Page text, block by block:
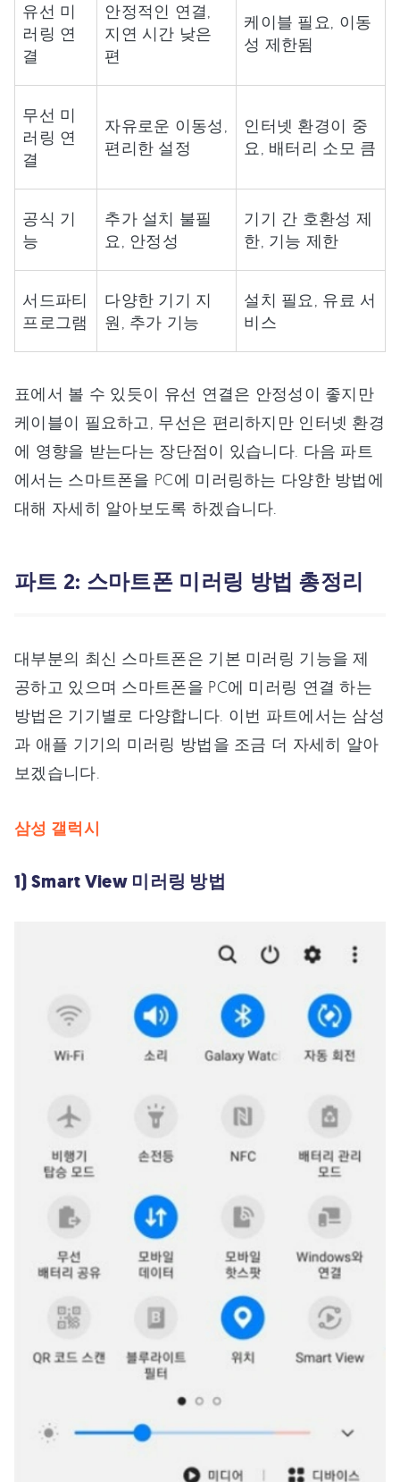
유선 미
러링 연
결
안정적인 연결,
지연 시간 낮은
편
케이블 필요, 이동
성 제한됨
무선 미
러링 연
결
자유로운 이동성,
편리한 설정
인터넷 환경이 중
요, 배터리 소모 큼
공식 기
능
추가 설치 불필
요, 안정성
기기 간 호환성 제
한, 기능 제한
서드파티
프로그램
다양한 기기 지
원, 추가 기능
설치 필요, 유료 서
비스
표에서 볼 수 있듯이 유선 연결은 안정성이 좋지만
케이블이 필요하고, 무선은 편리하지만 인터넷 환경
에 영향을 받는다는 장단점이 있습니다. 다음 파트
에서는 스마트폰을 PC에 미러링하는 다양한 방법에
대해 자세히 알아보도록 하겠습니다.
파트 2: 스마트폰 미러링 방법 총정리
대부분의 최신 스마트폰은 기본 미러링 기능을 제
공하고 있으며 스마트폰을 PC에 미러링 연결 하는
방법은 기기별로 다양합니다. 이번 파트에서는 삼성
과 애플 기기의 미러링 방법을 조금 더 자세히 알아
보겠습니다.
삼성 갤럭시
1) Smart View 미러링 방법